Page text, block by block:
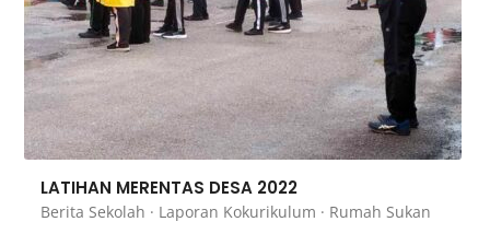
LATIHAN MERENTAS DESA 2022
Berita Sekolah · Laporan Kokurikulum · Rumah Sukan